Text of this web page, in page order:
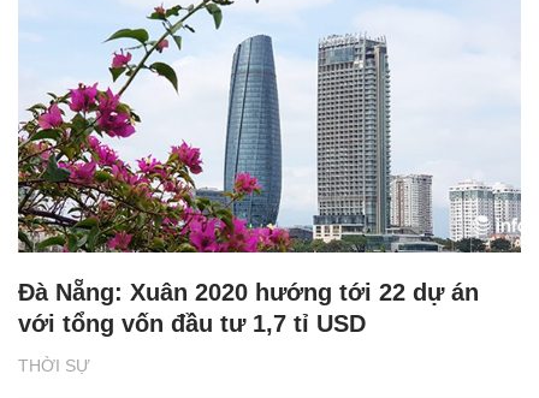
THỜI SỰ
Đà Nẵng: Xuân 2020 hướng tới 22 dự án
với tổng vốn đầu tư 1,7 tỉ USD